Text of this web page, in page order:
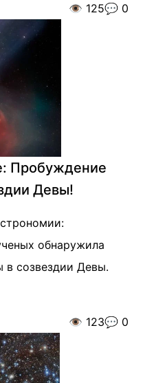
👁️ 125💬 0
Пробуждение
Девы!
обнаружила
созвездии Девы.
👁️ 123💬 0